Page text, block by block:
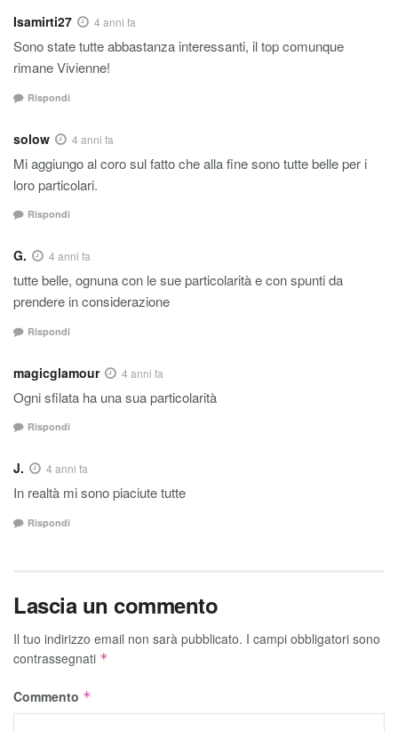
Isamirti27 4 anni fa
Sono state tutte abbastanza interessanti, il top comunque
rimane Vivienne!
Rispondi
solow 4 anni fa
Mi aggiungo al coro sul fatto che alla fine sono tutte belle per i
loro particolari.
Rispondi
G. 4 anni fa
tutte belle, ognuna con le sue particolarità e con spunti da
prendere in considerazione
Rispondi
magicglamour 4 anni fa
Ogni sfilata ha una sua particolarità
Rispondi
J. 4 anni fa
In realtà mi sono piaciute tutte
Rispondi
Lascia un commento
Il tuo indirizzo email non sarà pubblicato. I campi obbligatori sono
contrassegnati *
Commento *